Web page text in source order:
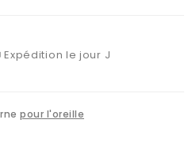
Expédition le jour J
pour l'oreille